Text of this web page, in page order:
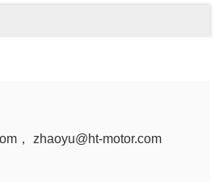
， zhaoyu@ht-motor.com